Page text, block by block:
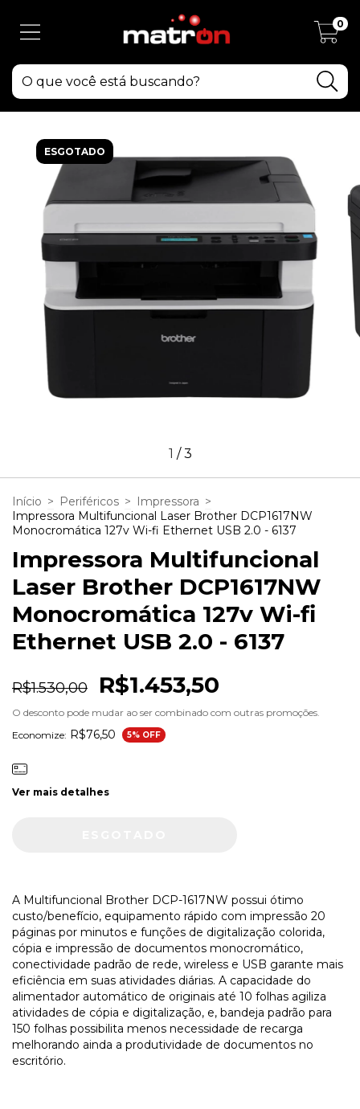
0
ESGOTADO
1 /3
Início > Periféricos > Impressora >
Impressora Multifuncional Laser Brother DCP1617NW
Monocromática 127v Wi-fi Ethernet USB 2.0 - 6137
Impressora Multifuncional
Laser Brother DCP1617NW
Monocromática 127v Wi-fi
Ethernet USB 2.0 - 6137
R$1.530,00 R$1.453,50
O desconto pode mudar ao ser combinado com outras promoções.
Economize: R$76,50 5% OFF
Ver mais detalhes
A Multifuncional Brother DCP-1617NW possui ótimo
custo/benefício, equipamento rápido com impressão 20
páginas por minutos e funções de digitalização colorida,
cópia e impressão de documentos monocromático,
conectividade padrão de rede, wireless e USB garante mais
eficiência em suas atividades diárias. A capacidade do
alimentador automático de originais até 10 folhas agiliza
atividades de cópia e digitalização, e, bandeja padrão para
150 folhas possibilita menos necessidade de recarga
melhorando ainda a produtividade de documentos no
escritório.